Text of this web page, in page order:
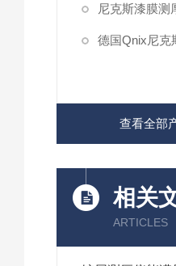
尼克斯漆膜测
德国Qnix尼克
查看全部
相关
ARTICLES